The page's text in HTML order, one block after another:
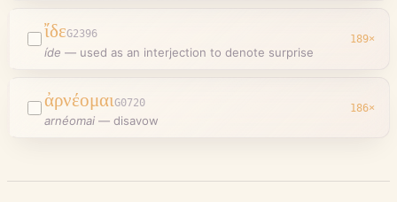
ἴδεG2396
íde — used as an interjection to denote surprise
189×
ἀρνέομαιG0720
arnéomai — disavow
186×